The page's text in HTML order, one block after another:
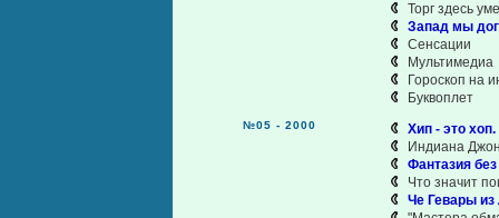
Торг здесь
Запад мы
Сенсации
Мультимедиа
Гороскоп на
Буквоплет
№05 - 2000
Хип - это
Индиана
Фантазия
Что значит
Че Гевары из